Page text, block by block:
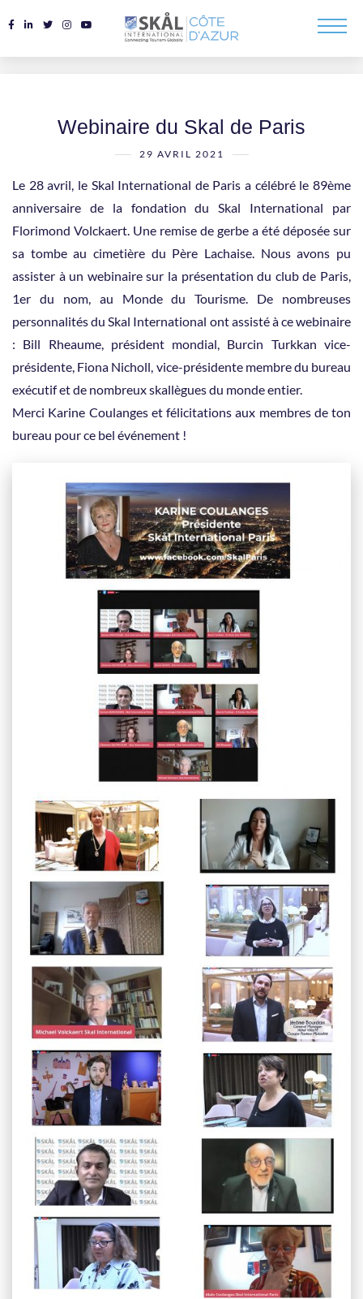
Webinaire du Skal de Paris
29 AVRIL 2021
Le 28 avril, le Skal International de Paris a célébré le 89ème
anniversaire de la fondation du Skal International par
Florimond Volckaert. Une remise de gerbe a été déposée sur
sa tombe au cimetière du Père Lachaise. Nous avons pu
assister à un webinaire sur la présentation du club de Paris,
1er du nom, au Monde du Tourisme. De nombreuses
personnalités du Skal International ont assisté à ce webinaire
: Bill Rheaume, président mondial, Burcin Turkkan vice-
présidente, Fiona Nicholl, vice-présidente membre du bureau
exécutif et de nombreux skallègues du monde entier.
Merci Karine Coulanges et félicitations aux membres de ton
bureau pour ce bel événement !